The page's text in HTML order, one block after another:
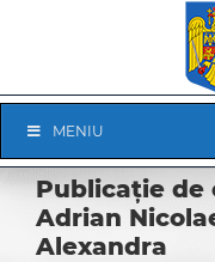
Navigation
MENIU
Publicație de
Adrian
Alexandra